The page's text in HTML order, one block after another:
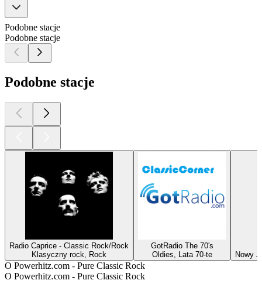
Podobne stacje
Podobne stacje
Podobne stacje
Radio Caprice - Classic Rock/Rock
Klasyczny rock, Rock
GotRadio The 70's
Oldies, Lata 70-te
Nowy
O Powerhitz.com - Pure Classic Rock
O Powerhitz.com - Pure Classic Rock